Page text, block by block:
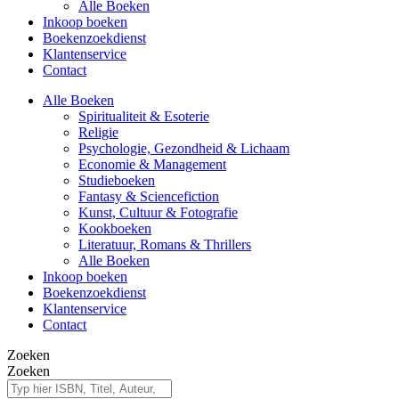
Alle Boeken
Inkoop boeken
Boekenzoekdienst
Klantenservice
Contact
Alle Boeken
Spiritualiteit & Esoterie
Religie
Psychologie, Gezondheid & Lichaam
Economie & Management
Studieboeken
Fantasy & Sciencefiction
Kunst, Cultuur & Fotografie
Kookboeken
Literatuur, Romans & Thrillers
Alle Boeken
Inkoop boeken
Boekenzoekdienst
Klantenservice
Contact
Zoeken
Zoeken